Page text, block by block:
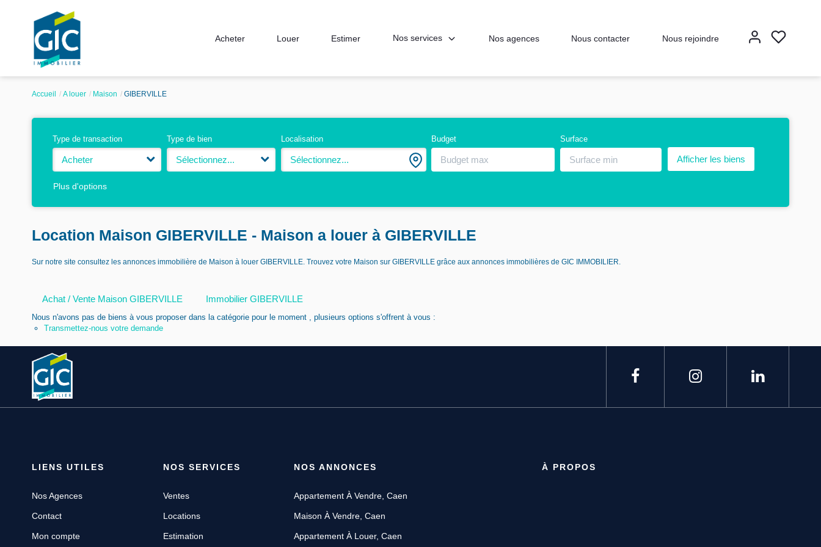
Acheter Louer Estimer Nos services Nos agences Nous contacter Nous rejoindre
Accueil A louer Maison GIBERVILLE
Type de transaction
Acheter
Type de bien
Sélectionnez...
Localisation
Sélectionnez...
Budget Surface
Plus d'options
Location Maison GIBERVILLE - Maison a louer à GIBERVILLE
Sur notre site consultez les annonces immobilière de Maison à louer GIBERVILLE. Trouvez votre Maison sur GIBERVILLE grâce aux annonces immobilières de GIC IMMOBILIER.
Achat / Vente Maison GIBERVILLE Immobilier GIBERVILLE
Nous n'avons pas de biens à vous proposer dans la catégorie pour le moment , plusieurs options s'offrent à vous :
Transmettez-nous votre demande
LIENS UTILES
Nos Agences
Contact
Mon compte
NOS SERVICES
Ventes
Locations
Estimation
NOS ANNONCES
Appartement À Vendre, Caen
Maison À Vendre, Caen
Appartement À Louer, Caen
À PROPOS